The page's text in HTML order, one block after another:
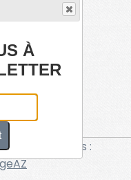
ces thèmes :
À